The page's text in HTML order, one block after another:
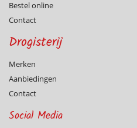
Bestel online
Contact
Drogisterij
Merken
Aanbiedingen
Contact
Social Media